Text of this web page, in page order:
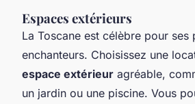
Espaces extérieurs
La Toscane est célèbre pour ses
enchanteurs. Choisissez une
espace extérieur agréable,
un jardin ou une piscine. Vous